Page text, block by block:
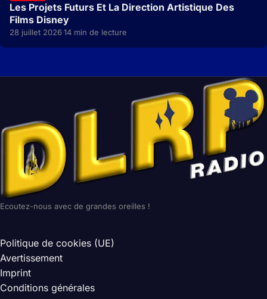
Les Projets Futurs Et La Direction Artistique Des
Films Disney
28 juillet 2026·14 min de lecture
Ecoutez-nous avec de grandes oreilles !
Politique de cookies (UE)
Avertissement
Imprint
Conditions générales